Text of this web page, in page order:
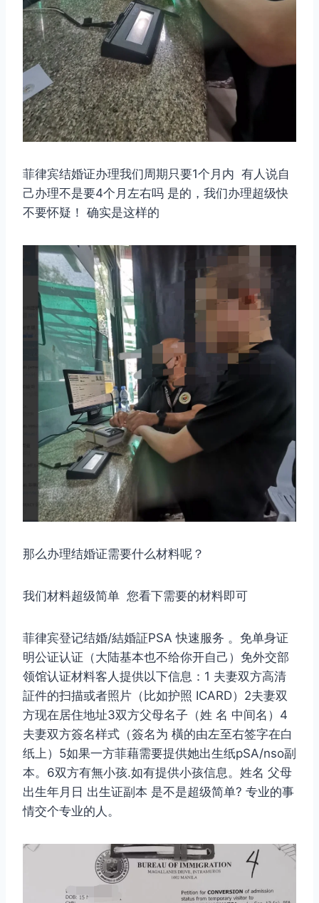
菲律宾结婚证办理我们周期只要1个月内 有人说自
己办理不是要4个月左右吗 是的，我们办理超级快
不要怀疑！ 确实是这样的
那么办理结婚证需要什么材料呢？
我们材料超级简单 您看下需要的材料即可
菲律宾登记结婚/結婚証PSA 快速服务 。免单身证
明公证认证（大陆基本也不给你开自己）免外交部
领馆认证材料客人提供以下信息：1 夫妻双方高清
証件的扫描或者照片（比如护照 ICARD）2夫妻双
方现在居住地址3双方父母名子（姓 名 中间名）4
夫妻双方簽名样式（簽名为 橫的由左至右签字在白
纸上）5如果一方菲藉需要提供她出生纸pSA/nso副
本。6双方有無小孩.如有提供小孩信息。姓名 父母
出生年月日 出生证副本 是不是超级简单? 专业的事
情交个专业的人。